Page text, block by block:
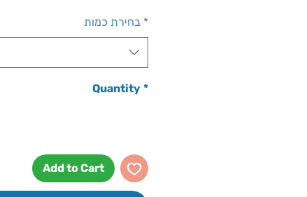
בחירת כמות *
Quantity *
Add to Cart